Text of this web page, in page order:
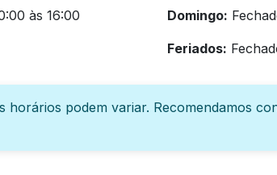
às 16:00 Domingo:
Feriados:
horários podem variar. Recomendamos